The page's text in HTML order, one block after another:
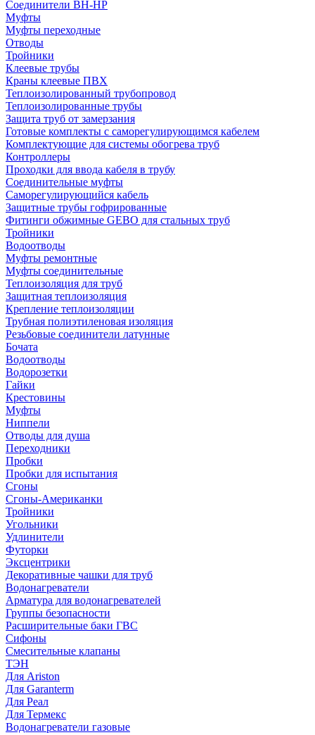
Соединители ВН-НР
Муфты
Муфты переходные
Отводы
Тройники
Клеевые трубы
Краны клеевые ПВХ
Теплоизолированный трубопровод
Теплоизолированные трубы
Защита труб от замерзания
Готовые комплекты с саморегулирующимся кабелем
Комплектующие для системы обогрева труб
Контроллеры
Проходки для ввода кабеля в трубу
Соединительные муфты
Саморегулирующийся кабель
Защитные трубы гофрированные
Фитинги обжимные GEBO для стальных труб
Тройники
Водоотводы
Муфты ремонтные
Муфты соединительные
Теплоизоляция для труб
Защитная теплоизоляция
Крепление теплоизоляции
Трубная полиэтиленовая изоляция
Резьбовые соединители латунные
Бочата
Водоотводы
Водорозетки
Гайки
Крестовины
Муфты
Ниппели
Отводы для душа
Переходники
Пробки
Пробки для испытания
Сгоны
Сгоны-Американки
Тройники
Угольники
Удлинители
Футорки
Эксцентрики
Декоративные чашки для труб
Водонагреватели
Арматура для водонагревателей
Группы безопасности
Расширительные баки ГВС
Сифоны
Смесительные клапаны
ТЭН
Для Ariston
Для Garanterm
Для Реал
Для Термекс
Водонагреватели газовые